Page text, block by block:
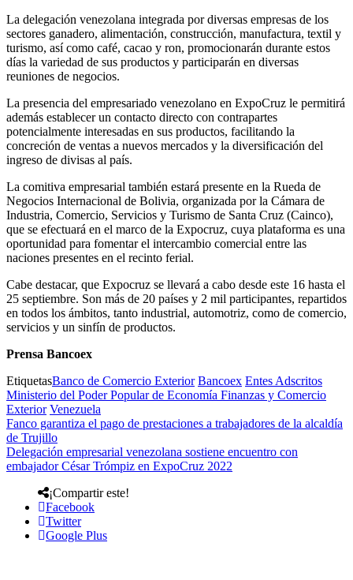
La delegación venezolana integrada por diversas empresas de los
sectores ganadero, alimentación, construcción, manufactura, textil y
turismo, así como café, cacao y ron, promocionarán durante estos
días la variedad de sus productos y participarán en diversas
reuniones de negocios.
La presencia del empresariado venezolano en ExpoCruz le permitirá
además establecer un contacto directo con contrapartes
potencialmente interesadas en sus productos, facilitando la
concreción de ventas a nuevos mercados y la diversificación del
ingreso de divisas al país.
La comitiva empresarial también estará presente en la Rueda de
Negocios Internacional de Bolivia, organizada por la Cámara de
Industria, Comercio, Servicios y Turismo de Santa Cruz (Cainco),
que se efectuará en el marco de la Expocruz, cuya plataforma es una
oportunidad para fomentar el intercambio comercial entre las
naciones presentes en el recinto ferial.
Cabe destacar, que Expocruz se llevará a cabo desde este 16 hasta el
25 septiembre. Son más de 20 países y 2 mil participantes, repartidos
en todos los ámbitos, tanto industrial, automotriz, como de comercio,
servicios y un sinfín de productos.
Prensa Bancoex
EtiquetasBanco de Comercio Exterior Bancoex Entes Adscritos
Ministerio del Poder Popular de Economía Finanzas y Comercio
Exterior Venezuela
Fanco garantiza el pago de prestaciones a trabajadores de la alcaldía
de Trujillo
Delegación empresarial venezolana sostiene encuentro con
embajador César Trómpiz en ExpoCruz 2022
¡Compartir este!
Facebook
Twitter
Google Plus